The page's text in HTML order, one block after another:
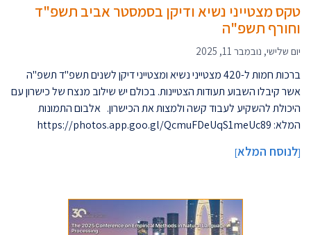
טקס מצטייני נשיא ודיקן בסמסטר אביב תשפ"ד
וחורף תשפ"ה
יום שלישי, נובמבר 11, 2025
ברכות חמות ל-420 מצטייני נשיא ומצטייני דיקן לשנים תשפ"ד תשפ"ה
אשר קיבלו השבוע תעודות הצטיינות. בכולם יש שילוב מנצח של כישרון עם
היכולת להשקיע לעבוד קשה ולמצות את הכישרון. אלבום התמונות
המלא: https://photos.app.goo.gl/QcmuFDeUqS1meUc89
[לנוסח המלא]